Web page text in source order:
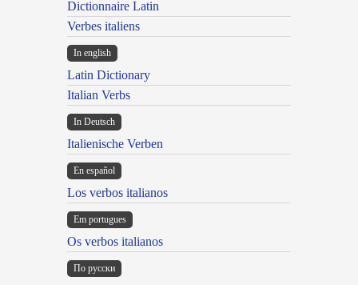
Dictionnaire Latin
Verbes italiens
In english
Latin Dictionary
Italian Verbs
In Deutsch
Italienische Verben
En español
Los verbos italianos
Em portugues
Os verbos italianos
По русски